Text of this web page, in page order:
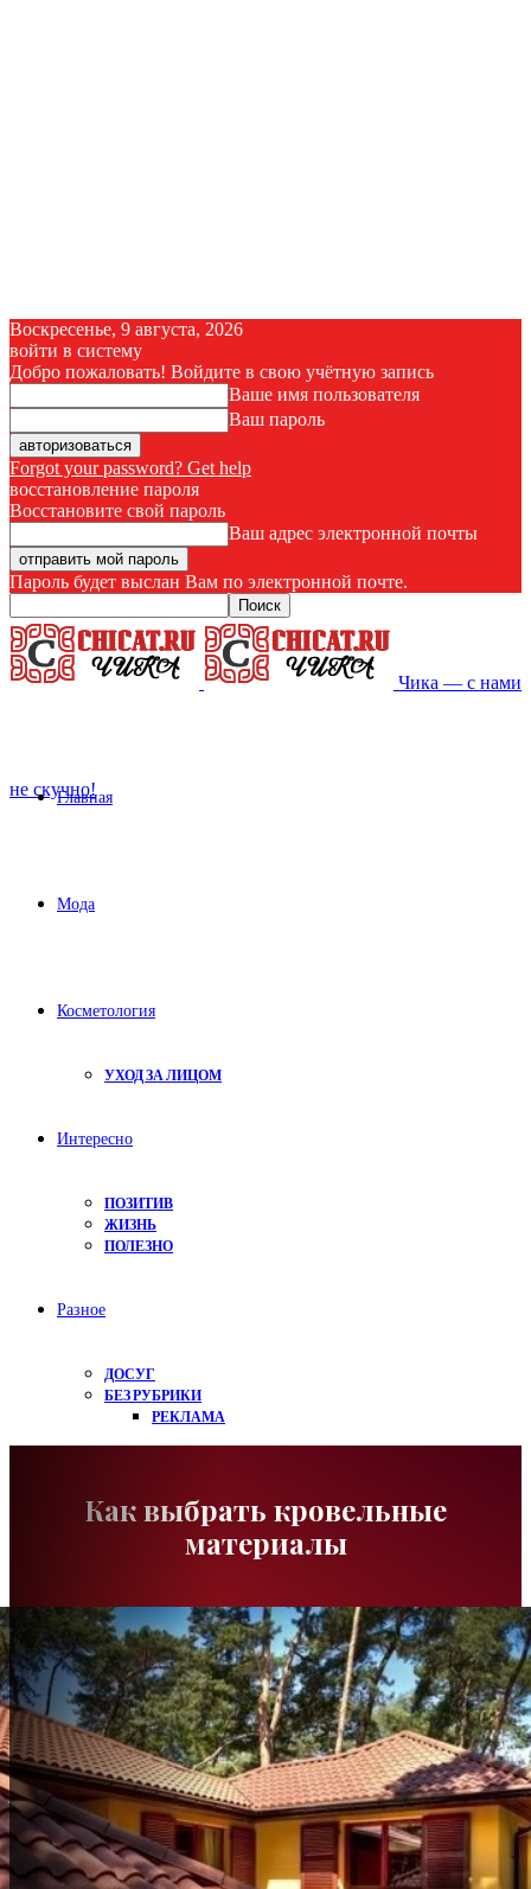
Воскресенье, 9 августа, 2026
войти в систему
Добро пожаловать! Войдите в свою учётную запись
Ваше имя пользователя
Ваш пароль
Forgot your password? Get help
восстановление пароля
Восстановите свой пароль
Ваш адрес электронной почты
Пароль будет выслан Вам по электронной почте.
Чика — с нами
не скучно!
Главная
Мода
Косметология
УХОД ЗА ЛИЦОМ
Интересно
ПОЗИТИВ
ЖИЗНЬ
ПОЛЕЗНО
Разное
ДОСУГ
БЕЗ РУБРИКИ
РЕКЛАМА
Как выбрать кровельные
материалы